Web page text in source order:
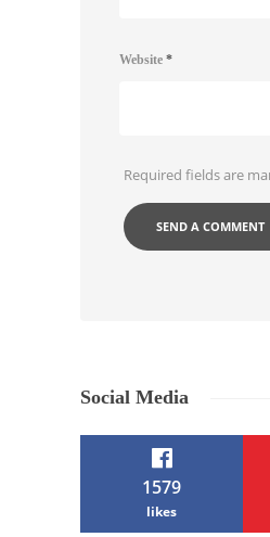
Website *
Required fields are
Social Media
1579
likes